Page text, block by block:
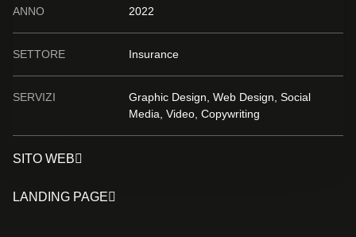
ANNO 2022
SETTORE Insurance
SERVIZI
Graphic Design, Web Design, Social
Media, Video, Copywriting
SITO WEB
LANDING PAGE